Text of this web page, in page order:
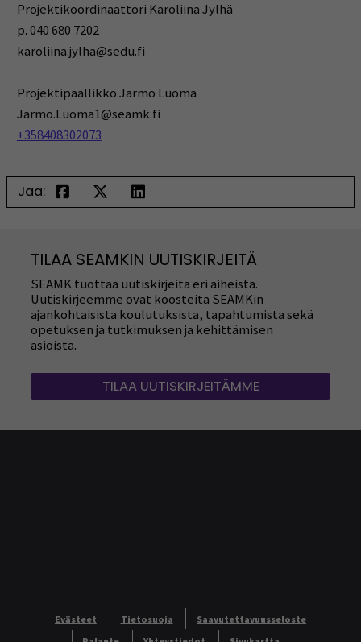
Projektikoordinaattori Karoliina Jylhä
p. 040 680 7202
karoliina.jylha@sedu.fi
Projektipäällikkö Jarmo Luoma
Jarmo.Luoma1@seamk.fi
+358408302073
Jaa:
TILAA SEAMKIN UUTISKIRJEITÄ
SEAMK tuottaa uutiskirjeitä eri aiheista.
Uutiskirjeemme ovat koosteita SEAMKin
ajankohtaisista koulutuksista, tapahtumista sekä
opetuksen ja tutkimuksen ja kehittämisen
asioista.
TILAA UUTISKIRJEITÄMME
Evästeet Tietosuoja
Saavutettavuusseloste